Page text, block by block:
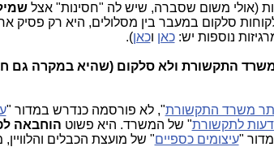
(אולי משום שסברה, שיש לה "חסינות" אצל
סלקום במעבר בין מסלולים, היא רק פסיק
נוספות יש:כאן וכאן).
התקשורת ולא סלקום (שהיא במקרה גם
משרד התקשורת", לא פורסמה כנדרש במדור "
לתקשורת" של המשרד. היא פשוט הוחבאה
"עיצומים כספיים" של מועצת הכבלים